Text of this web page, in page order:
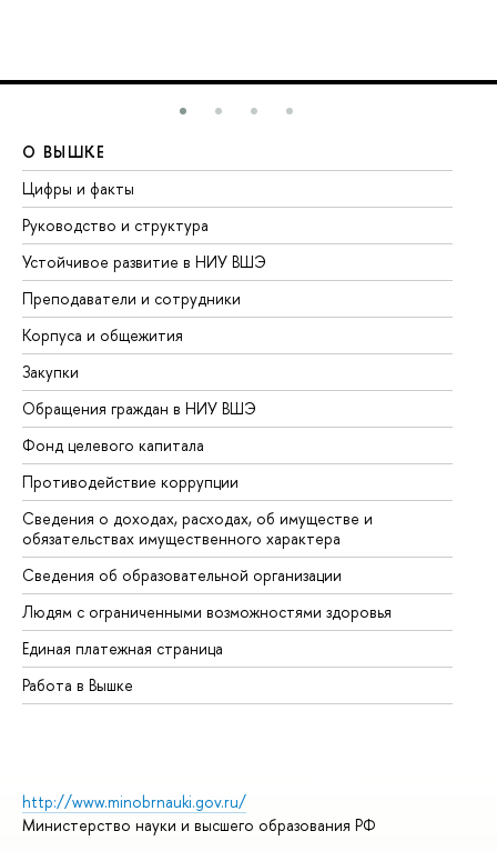
О ВЫШКЕ
Цифры и факты
Руководство и структура
Устойчивое развитие в НИУ ВШЭ
Преподаватели и сотрудники
Корпуса и общежития
Закупки
Обращения граждан в НИУ ВШЭ
Фонд целевого капитала
Противодействие коррупции
Сведения о доходах, расходах, об имуществе и
обязательствах имущественного характера
Сведения об образовательной организации
Людям с ограниченными возможностями здоровья
Единая платежная страница
Работа в Вышке
http://www.minobrnauki.gov.ru/
Министерство науки и высшего образования РФ